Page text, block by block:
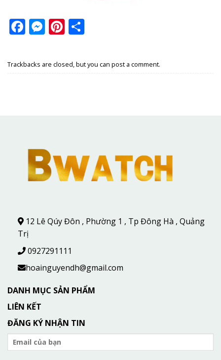
Facebook
Messenger
Pinterest
Trackbacks are closed, but you can post a comment.
12 Lê Qúy Đôn , Phường 1 , Tp Đông Hà , Quảng
Trị
0927291111
hoainguyendh@gmail.com
DANH MỤC SẢN PHẨM
LIÊN KẾT
ĐĂNG KÝ NHẬN TIN